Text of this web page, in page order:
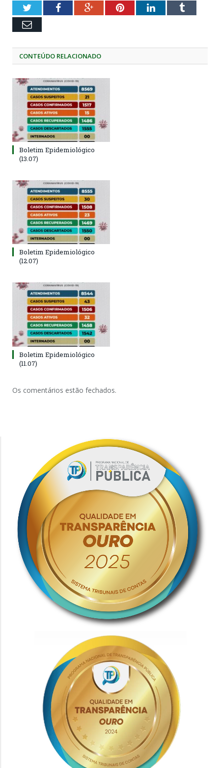
TwitterFacebookGoogle+PinterestLinkedInTumblr
Email
CONTEÚDO RELACIONADO
Boletim Epidemiológico
(13.07)
Boletim Epidemiológico
(12.07)
Boletim Epidemiológico
(11.07)
Os comentários estão fechados.